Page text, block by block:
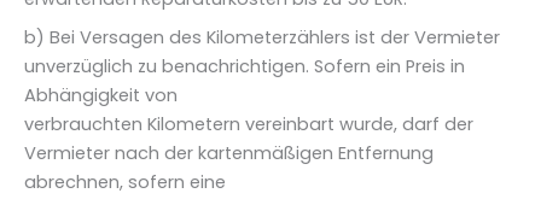
b) Bei Versagen des Kilometerzählers ist der Vermieter
unverzüglich zu benachrichtigen. Sofern ein Preis in
Abhängigkeit von
verbrauchten Kilometern vereinbart wurde, darf der
Vermieter nach der kartenmäßigen Entfernung
abrechnen, sofern eine